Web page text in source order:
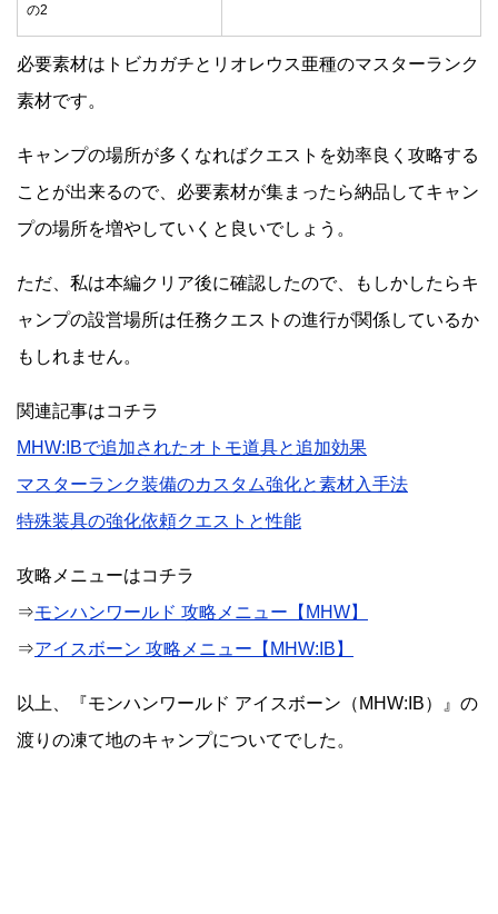
の2
必要素材はトビカガチとリオレウス亜種のマスターランク
素材です。
キャンプの場所が多くなればクエストを効率良く攻略する
ことが出来るので、必要素材が集まったら納品してキャン
プの場所を増やしていくと良いでしょう。
ただ、私は本編クリア後に確認したので、もしかしたらキ
ャンプの設営場所は任務クエストの進行が関係しているか
もしれません。
関連記事はコチラ
MHW:IBで追加されたオトモ道具と追加効果
マスターランク装備のカスタム強化と素材入手法
特殊装具の強化依頼クエストと性能
攻略メニューはコチラ
⇒モンハンワールド 攻略メニュー【MHW】
⇒アイスボーン 攻略メニュー【MHW:IB】
以上、『モンハンワールド アイスボーン（MHW:IB）』の
渡りの凍て地のキャンプについてでした。